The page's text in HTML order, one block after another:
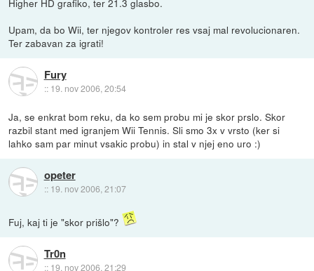
Upam, da bo Wii, ter njegov kontroler res vsaj mal revolucionaren.
Ter zabavan za igrati!
Fury
:: 19. nov 2006, 20:54
Ja, se enkrat bom reku, da ko sem probu mi je skor prslo. Skor
razbil stant med igranjem Wii Tennis. Sli smo 3x v vrsto (ker si
lahko sam par minut vsakic probu) in stal v njej eno uro :)
opeter
:: 19. nov 2006, 21:07
Fuj, kaj ti je "skor prišlo"?
Tr0n
:: 19. nov 2006, 21:29